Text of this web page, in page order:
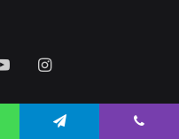
YouTubeInstagram